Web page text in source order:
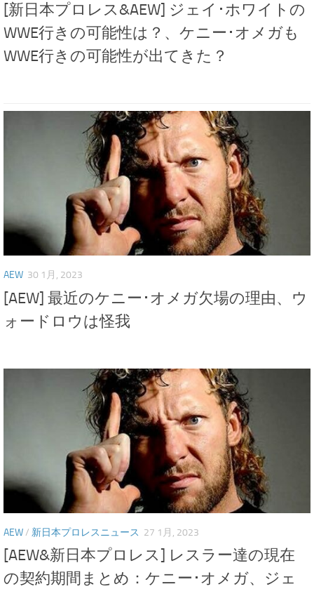
[新日本プロレス&AEW] ジェイ･ホワイトの
WWE行きの可能性は？、ケニー･オメガも
WWE行きの可能性が出てきた？
AEW 30 1月, 2023
[AEW] 最近のケニー･オメガ欠場の理由、ウ
ォードロウは怪我
AEW/ 新日本プロレスニュース 27 1月, 2023
[AEW&新日本プロレス] レスラー達の現在
の契約期間まとめ：ケニー･オメガ、ジェ